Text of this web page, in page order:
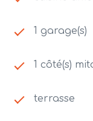
1 garage(s)
1 côté(s)
terrasse